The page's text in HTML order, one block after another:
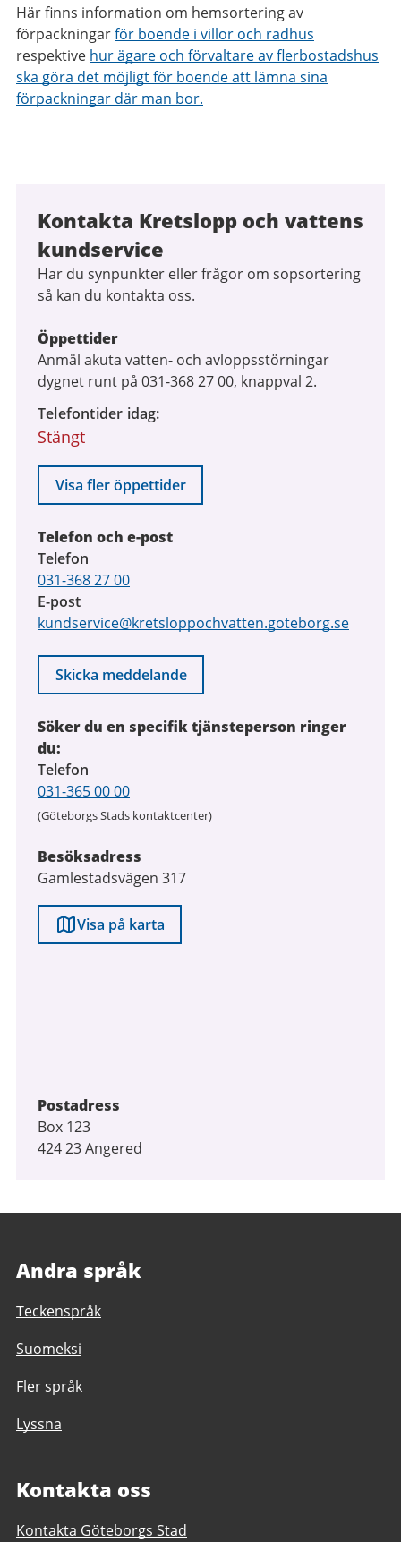
Här finns information om hemsortering av
förpackningarför boende i villor och radhus
respektive hur ägare och förvaltare av flerbostadshus
ska göra det möjligt för boende att lämna sina
förpackningar där man bor.
Kontakta Kretslopp och vattens
kundservice
Har du synpunkter eller frågor om sopsortering
så kan du kontakta oss.
Öppettider
Anmäl akuta vatten- och avloppsstörningar
dygnet runt på 031-368 27 00, knappval 2.
Telefontider idag
Stängt
Visa fler öppettider
Telefon och e-post
Telefon
031-368 27 00
E-post
kundservice@kretsloppochvatten.goteborg.se
Skicka meddelande
Söker du en specifik tjänsteperson ringer
du:
Telefon
031-365 00 00
(Göteborgs Stads kontaktcenter)
Besöksadress
Gamlestadsvägen 317
Visa på karta
Postadress
Box 123
424 23 Angered
Andra språk
Teckenspråk
Suomeksi
Fler språk
Lyssna
Kontakta oss
Kontakta Göteborgs Stad